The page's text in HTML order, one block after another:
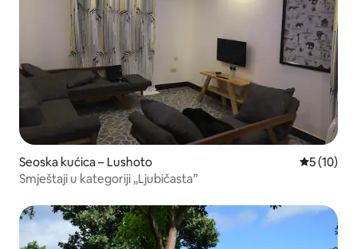
Seoska kućica – Lushoto Prosječna
5 (10)
Smještaji u kategoriji „Ljubičasta”